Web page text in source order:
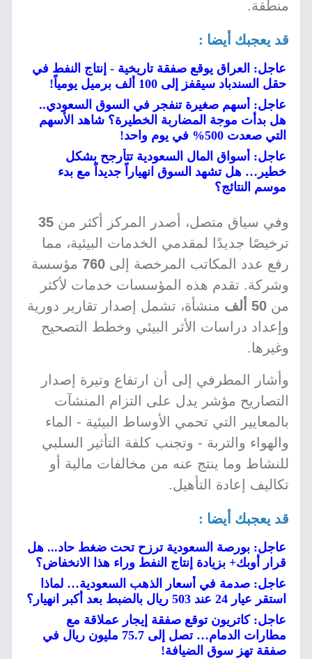
منطقة.
قد يعجبك أيضا :
عاجل: العراق يوقع صفقة تاريخية - إنتاج النفط في
حقل السندباد سيقفز إلى 100 ألف برميل يومياً!
عاجل: أسهم صغيرة تنفجر في السوق السعودي..
هل بدأت موجة المضاربة الخطيرة؟ شاهد الأسهم
التي صعدت 500% في يوم واحد!
عاجل: أسواق المال السعودية تتأرجح بشكل
خطير… هل تشهد السوق انهياراً جديداً مع بدء
موسم النتائج؟
وفي سياق متصل، أصدر المركز أكثر من 35
ترخيصًا جديدًا لمقدمي الخدمات البيئية، مما
رفع عدد المكاتب المرخصة إلى 760 مؤسسة
وشركة. تقدم هذه المؤسسات خدمات لأكثر
من 50 ألف
منشأة، تشمل إصدار تقارير دورية
وإعداد دراسات الأثر البيئي وخطط التصحيح
وغيرها.
وأشار المطرفي إلى أن ارتفاع وتيرة إصدار
التصاريح مؤشر يدل على التزام المنشآت
بالمعايير التي تحمي الأوساط البيئية - الماء
والهواء والتربة - وتجنب كلفة التأثير السلبي
للنشاط وما ينتج عنه من مخالفات مالية أو
تكاليف إعادة التأهيل.
قد يعجبك أيضا :
عاجل: بورصة السعودية ترزح تحت ضغط حاد... هل
قرار أوبك+ بزيادة إنتاج النفط وراء هذا الانخفاض؟
عاجل: صدمة في أسعار الذهب السعودية… لماذا
استقر عيار 24 عند 503 ريال بالضبط بعد أكبر انهيار؟
عاجل: كاتريون توقع صفقة إيجار عملاقة مع
مطارات الدمام… تصل إلى 75.7 مليون ريال في
صفقة تهز سوق الضيافة!